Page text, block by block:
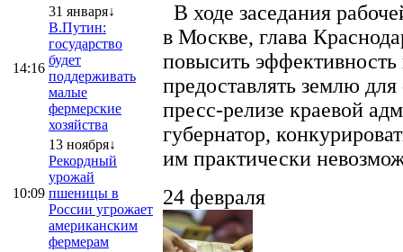
14:16
31 января↓
В.Путин:
государство
будет
поддерживать
малые
фермерские
хозяйства
10:09
13 ноября↓
Рекордный
урожай
пшеницы в
России угрожает
американским
фермерам
В ходе заседания
в Москве, глава
повысить эффективность
предоставлять землю
пресс-релизе краевой
губернатор,
им практически
24 февраля